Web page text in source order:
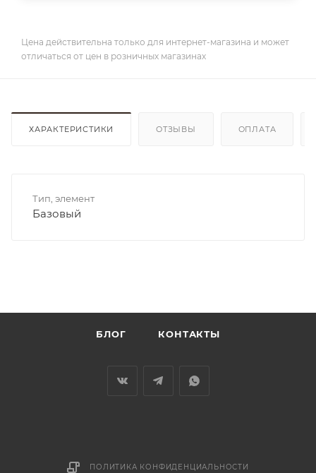
Цена действительна только для интернет-магазина и может
отличаться от цен в розничных магазинах
ХАРАКТЕРИСТИКИ ОТЗЫВЫ ОПЛАТА
Тип, элемент
Базовый
БЛОГ КОНТАКТЫ
ПОЛИТИКА КОНФИДЕНЦИАЛЬНОСТИ